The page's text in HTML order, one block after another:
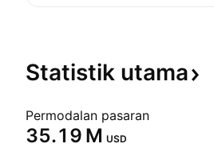
Statistik utama
Permodalan pasaran
‪35.19 M‬ USD